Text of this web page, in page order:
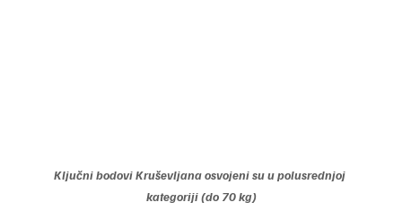
Ključni bodovi Kruševljana osvojeni su u polusrednjoj
kategoriji (do 70 kg)